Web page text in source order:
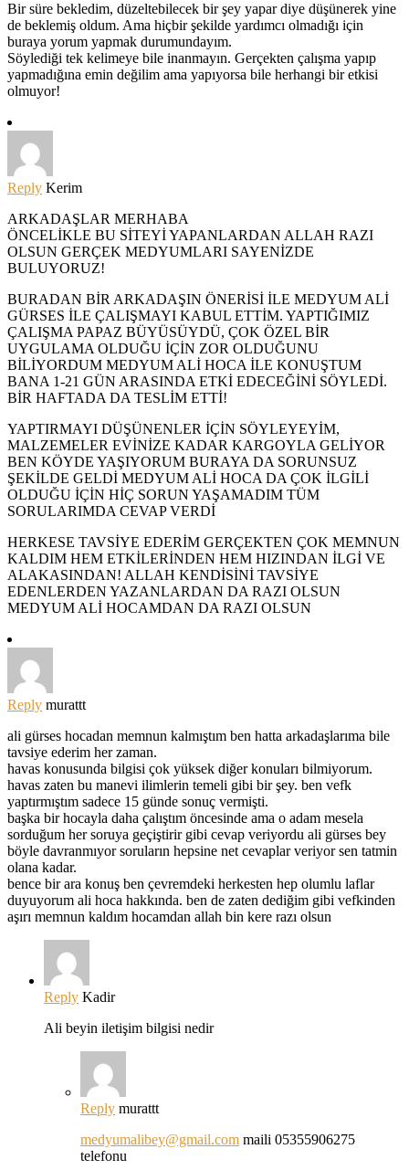
Bir süre bekledim, düzeltebilecek bir şey yapar diye düşünerek yine
de beklemiş oldum. Ama hiçbir şekilde yardımcı olmadığı için
buraya yorum yapmak durumundayım.
Söylediği tek kelimeye bile inanmayın. Gerçekten çalışma yapıp
yapmadığına emin değilim ama yapıyorsa bile herhangi bir etkisi
olmuyor!
Reply Kerim
ARKADAŞLAR MERHABA
ÖNCELİKLE BU SİTEYİ YAPANLARDAN ALLAH RAZI
OLSUN GERÇEK MEDYUMLARI SAYENİZDE
BULUYORUZ!
BURADAN BİR ARKADAŞIN ÖNERİSİ İLE MEDYUM ALİ
GÜRSES İLE ÇALIŞMAYI KABUL ETTİM. YAPTIĞIMIZ
ÇALIŞMA PAPAZ BÜYÜSÜYDÜ, ÇOK ÖZEL BİR
UYGULAMA OLDUĞU İÇİN ZOR OLDUĞUNU
BİLİYORDUM MEDYUM ALİ HOCA İLE KONUŞTUM
BANA 1-21 GÜN ARASINDA ETKİ EDECEĞİNİ SÖYLEDİ.
BİR HAFTADA DA TESLİM ETTİ!
YAPTIRMAYI DÜŞÜNENLER İÇİN SÖYLEYEYİM,
MALZEMELER EVİNİZE KADAR KARGOYLA GELİYOR
BEN KÖYDE YAŞIYORUM BURAYA DA SORUNSUZ
ŞEKİLDE GELDİ MEDYUM ALİ HOCA DA ÇOK İLGİLİ
OLDUĞU İÇİN HİÇ SORUN YAŞAMADIM TÜM
SORULARIMDA CEVAP VERDİ
HERKESE TAVSİYE EDERİM GERÇEKTEN ÇOK MEMNUN
KALDIM HEM ETKİLERİNDEN HEM HIZINDAN İLGİ VE
ALAKASINDAN! ALLAH KENDİSİNİ TAVSİYE
EDENLERDEN YAZANLARDAN DA RAZI OLSUN
MEDYUM ALİ HOCAMDAN DA RAZI OLSUN
Reply murattt
ali gürses hocadan memnun kalmıştım ben hatta arkadaşlarıma bile
tavsiye ederim her zaman.
havas konusunda bilgisi çok yüksek diğer konuları bilmiyorum.
havas zaten bu manevi ilimlerin temeli gibi bir şey. ben vefk
yaptırmıştım sadece 15 günde sonuç vermişti.
başka bir hocayla daha çalıştım öncesinde ama o adam mesela
sorduğum her soruya geçiştirir gibi cevap veriyordu ali gürses bey
böyle davranmıyor soruların hepsine net cevaplar veriyor sen tatmin
olana kadar.
bence bir ara konuş ben çevremdeki herkesten hep olumlu laflar
duyuyorum ali hoca hakkında. ben de zaten dediğim gibi vefkinden
aşırı memnun kaldım hocamdan allah bin kere razı olsun
Reply Kadir
Ali beyin iletişim bilgisi nedir
Reply murattt
medyumalibey@gmail.com maili 05355906275
telefonu